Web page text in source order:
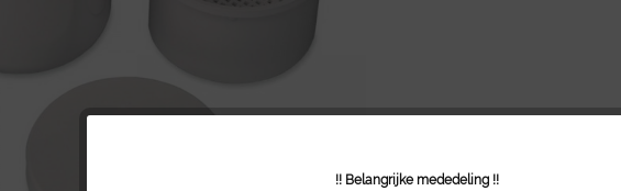
!! Belangrijke mededeling !!